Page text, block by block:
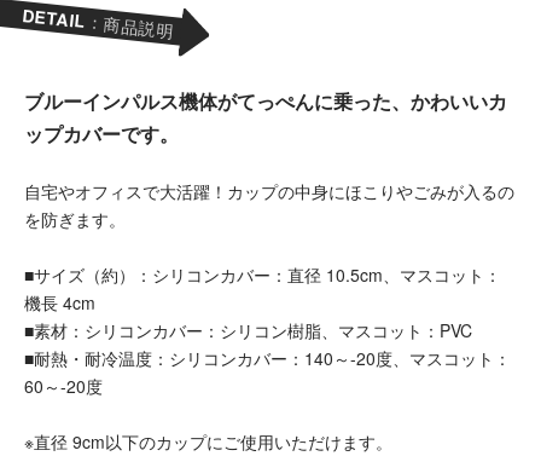
DETAIL：商品説明
ブルーインパルス機体がてっぺんに乗った、かわいいカ
ップカバーです。
自宅やオフィスで大活躍！カップの中身にほこりやごみが入るの
を防ぎます。
■サイズ（約）：シリコンカバー：直径 10.5cm、マスコット：
機長 4cm
■素材：シリコンカバー：シリコン樹脂、マスコット：PVC
■耐熱・耐冷温度：シリコンカバー：140～-20度、マスコット：
60～-20度
※直径 9cm以下のカップにご使用いただけます。